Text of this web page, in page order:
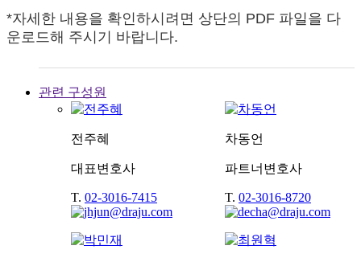
*자세한 내용을 확인하시려면 상단의 PDF 파일을 다
운로드해 주시기 바랍니다.
관련 구성원
전주혜
대표변호사
T. 02-3016-7415
차동언
파트너변호사
T. 02-3016-8720